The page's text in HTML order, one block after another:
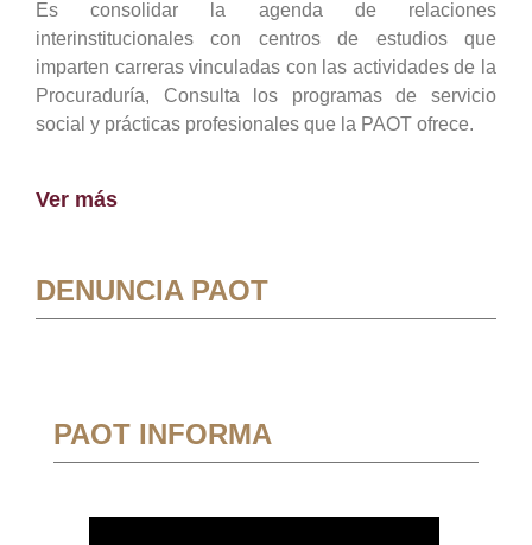
Es consolidar la agenda de relaciones
interinstitucionales con centros de estudios que
imparten carreras vinculadas con las actividades de la
Procuraduría, Consulta los programas de servicio
social y prácticas profesionales que la PAOT ofrece.
Ver más
DENUNCIA PAOT
PAOT INFORMA